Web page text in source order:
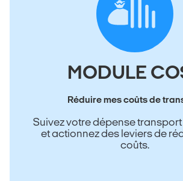
MODULE
Réduire mes coûts de
Suivez votre dépense
et actionnez des leviers de
coûts.